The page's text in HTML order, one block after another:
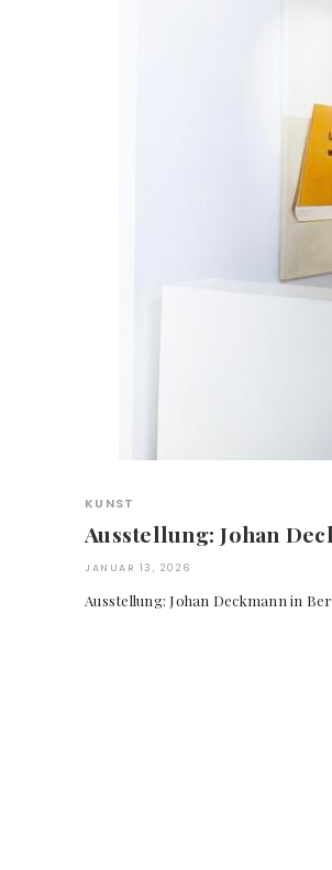
KUNST
Ausstellung: Johan
JANUAR 13, 2026
Ausstellung: Johan Deckmann in